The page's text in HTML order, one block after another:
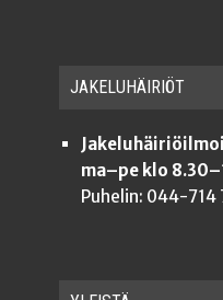
JAKE­LU­HÄI­RIÖT
ma–pe klo
Puhelin: 044-714